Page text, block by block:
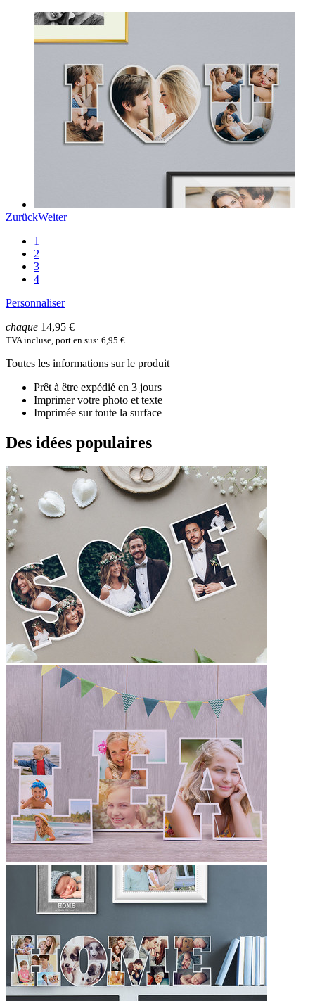
ZurückWeiter
1
2
3
4
Personnaliser
chaque 14,95 €
TVA incluse, port en sus: 6,95 €
Toutes les informations sur le produit
Prêt à être expédié en 3 jours
Imprimer votre photo et texte
Imprimée sur toute la surface
Des idées populaires